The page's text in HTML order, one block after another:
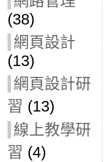
(38)
網頁設計
(13)
網頁設計研
習 (13)
線上教學研
習 (4)